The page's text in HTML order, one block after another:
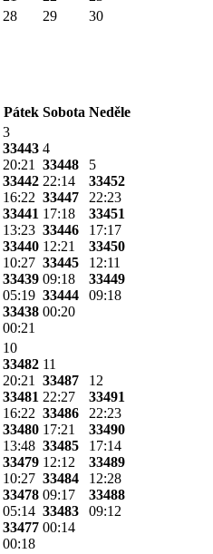
28 29
30
Pátek Sobota Neděle
3
33443
20:21
33442
16:22
33441
13:23
33440
10:27
33439
05:19
33438
00:21
4
33448
22:14
33447
17:18
33446
12:21
33445
09:18
33444
00:20
5
33452
22:23
33451
17:17
33450
12:11
33449
09:18
10
33482
20:21
33481
16:22
33480
13:48
33479
10:27
33478
05:14
33477
00:18
11
33487
22:27
33486
17:21
33485
12:12
33484
09:17
33483
00:14
12
33491
22:23
33490
17:14
33489
12:28
33488
09:12